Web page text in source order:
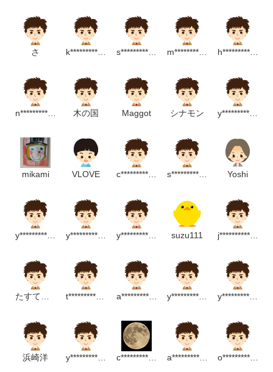
さ k*********************p s****************************p m*********************m h*******************m
n*********************m 木の国 Maggot シナモン y***************m
mikami VLOVE c*********************p s****************m Yoshi
y***************p y**************************p y*****************************p suzu111 j***********************m
たすてっく t*********************p a*******************m y*********************p y*******************p
浜崎洋 y**************p c*********************m a**********************p o*************************m